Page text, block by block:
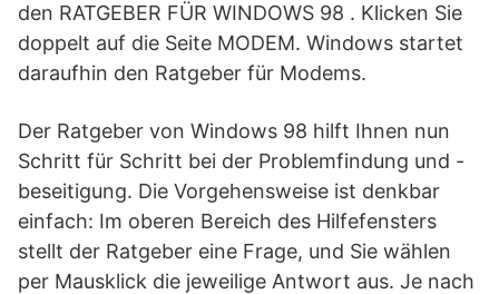
den RATGEBER FÜR WINDOWS 98 . Klicken Sie
doppelt auf die Seite MODEM. Windows startet
daraufhin den Ratgeber für Modems.
Der Ratgeber von Windows 98 hilft Ihnen nun
Schritt für Schritt bei der Problemfindung und -
beseitigung. Die Vorgehensweise ist denkbar
einfach: Im oberen Bereich des Hilfefensters
stellt der Ratgeber eine Frage, und Sie wählen
per Mausklick die jeweilige Antwort aus. Je nach